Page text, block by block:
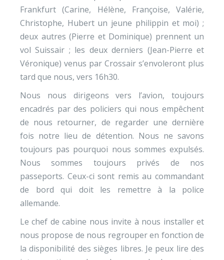
Frankfurt (Carine, Hélène, Françoise, Valérie,
Christophe, Hubert un jeune philippin et moi) ;
deux autres (Pierre et Dominique) prennent un
vol Suissair ; les deux derniers (Jean-Pierre et
Véronique) venus par Crossair s’envoleront plus
tard que nous, vers 16h30.
Nous nous dirigeons vers l’avion, toujours
encadrés par des policiers qui nous empêchent
de nous retourner, de regarder une dernière
fois notre lieu de détention. Nous ne savons
toujours pas pourquoi nous sommes expulsés.
Nous sommes toujours privés de nos
passeports. Ceux-ci sont remis au commandant
de bord qui doit les remettre à la police
allemande.
Le chef de cabine nous invite à nous installer et
nous propose de nous regrouper en fonction de
la disponibilité des sièges libres. Je peux lire des